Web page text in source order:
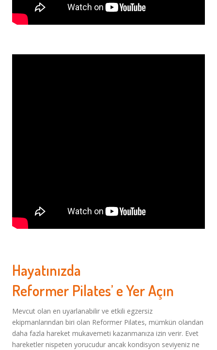
Hayatınızda
Reformer Pilates’ e Yer Açın
Mevcut olan en uyarlanabilir ve etkili egzersiz
ekipmanlarından biri olan Reformer Pilates, mümkün olandan
daha fazla hareket mukavemeti kazanmanıza izin verir. Evet
hareketler nispeten yorucudur ancak kondisyon seviyeniz ne